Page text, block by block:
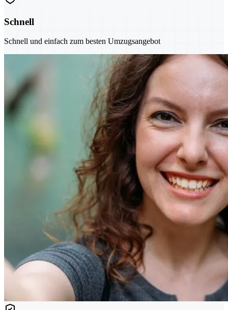
Schnell
Schnell und einfach zum besten Umzugsangebot